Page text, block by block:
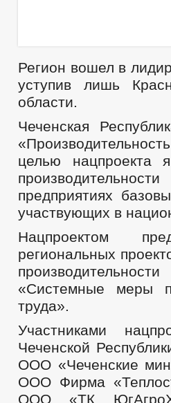
Регион вошел в
уступив лишь
области.
Чеченская
целью нацпроекта
предприятиях
участвующих в
Нацпроектом
региональных
«Системные меры
труда».
Участниками
Чеченской
ООО «Чеченские
ООО Фирма
ООО «ТК